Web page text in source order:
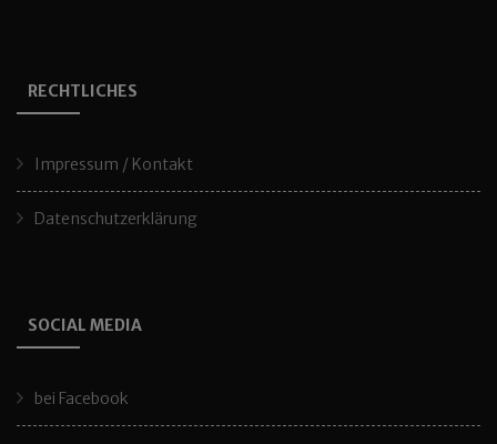
RECHTLICHES
Impressum / Kontakt
Datenschutzerklärung
SOCIAL MEDIA
bei Facebook